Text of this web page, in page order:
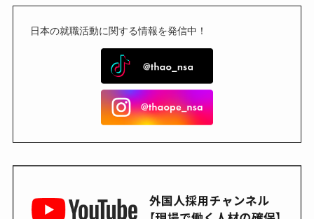
日本の就職活動に関する情報を発信中！